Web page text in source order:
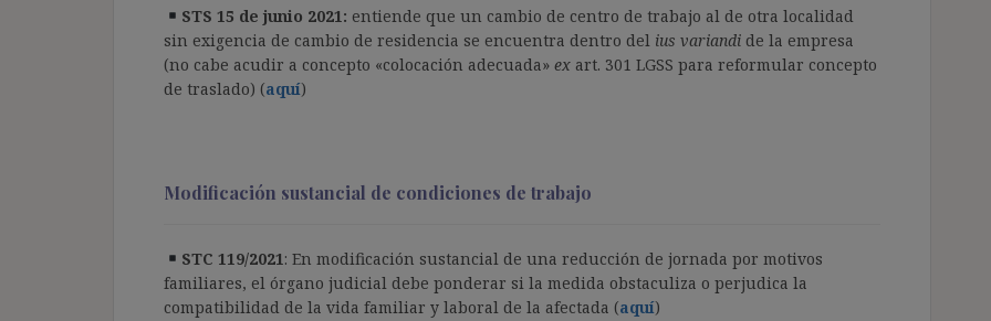
STS 15 de junio 2021: entiende que un cambio de centro de trabajo al de otra localidad
sin exigencia de cambio de residencia se encuentra dentro del ius variandi de la empresa
(no cabe acudir a concepto «colocación adecuada» ex art. 301 LGSS para reformular concepto
de traslado) (aquí)
Modificación sustancial de condiciones de trabajo
STC 119/2021: En modificación sustancial de una reducción de jornada por motivos
familiares, el órgano judicial debe ponderar si la medida obstaculiza o perjudica la
compatibilidad de la vida familiar y laboral de la afectada (aquí)